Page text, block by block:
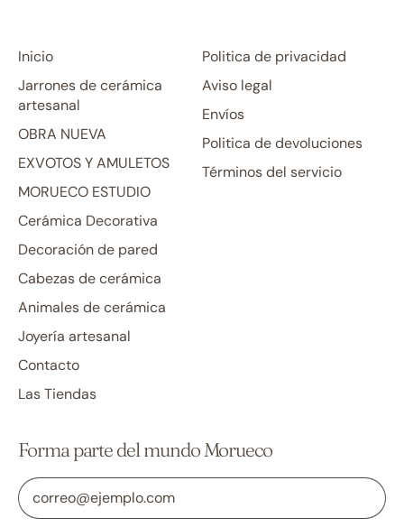
Inicio
Jarrones de cerámica
artesanal
OBRA NUEVA
EXVOTOS Y AMULETOS
MORUECO ESTUDIO
Cerámica Decorativa
Decoración de pared
Cabezas de cerámica
Animales de cerámica
Joyería artesanal
Contacto
Las Tiendas
Politica de privacidad
Aviso legal
Envíos
Politica de devoluciones
Términos del servicio
Forma parte del mundo Morueco
Dirección de correo electrónico